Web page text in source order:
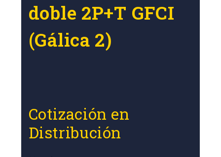
doble 2P+T GFCI
(Gálica 2)
Cotización en
Distribución